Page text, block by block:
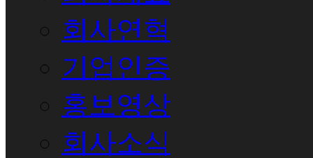
회사연혁
기업인증
홍보영상
회사소식